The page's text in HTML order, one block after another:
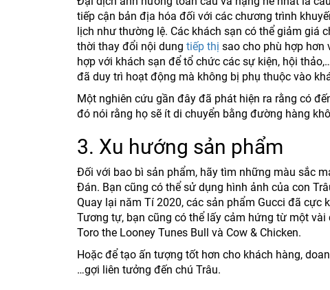
tiếp cận bản địa hóa đối với các chương trình
lịch như thường lệ. Các khách sạn có thể giảm giá
thời thay đổi nội dung tiếp thị sao cho phù hợp hơn
hợp với khách sạn để tổ chức các sự kiện, hội
đã duy trì hoạt động mà không bị phụ thuộc vào
Một nghiên cứu gần đây đã phát hiện ra rằng có
đó nói rằng họ sẽ ít di chuyển bằng đường hàng
3. Xu hướng sản phẩm
Đối với bao bì sản phẩm, hãy tìm những màu sắc
Đán. Bạn cũng có thể sử dụng hình ảnh của con
Quay lại năm Tí 2020, các sản phẩm Gucci đã cực
Tương tự, bạn cũng có thể lấy cảm hứng từ một
Toro the Looney Tunes Bull và Cow & Chicken.
Hoặc để tạo ấn tượng tốt hơn cho khách hàng,
…gợi liên tưởng đến chú Trâu.